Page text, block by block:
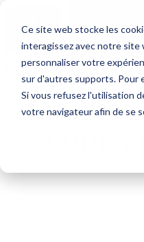
Ce site web stocke les
interagissez avec notre site
personnaliser votre
sur d'autres supports. Pour
Si vous refusez l'utilisation
votre navigateur afin de se